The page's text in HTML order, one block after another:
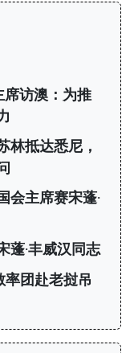
访澳：为推
林抵达悉尼，
会主席赛宋蓬·
蓬·丰威汉同志
率团赴老挝吊